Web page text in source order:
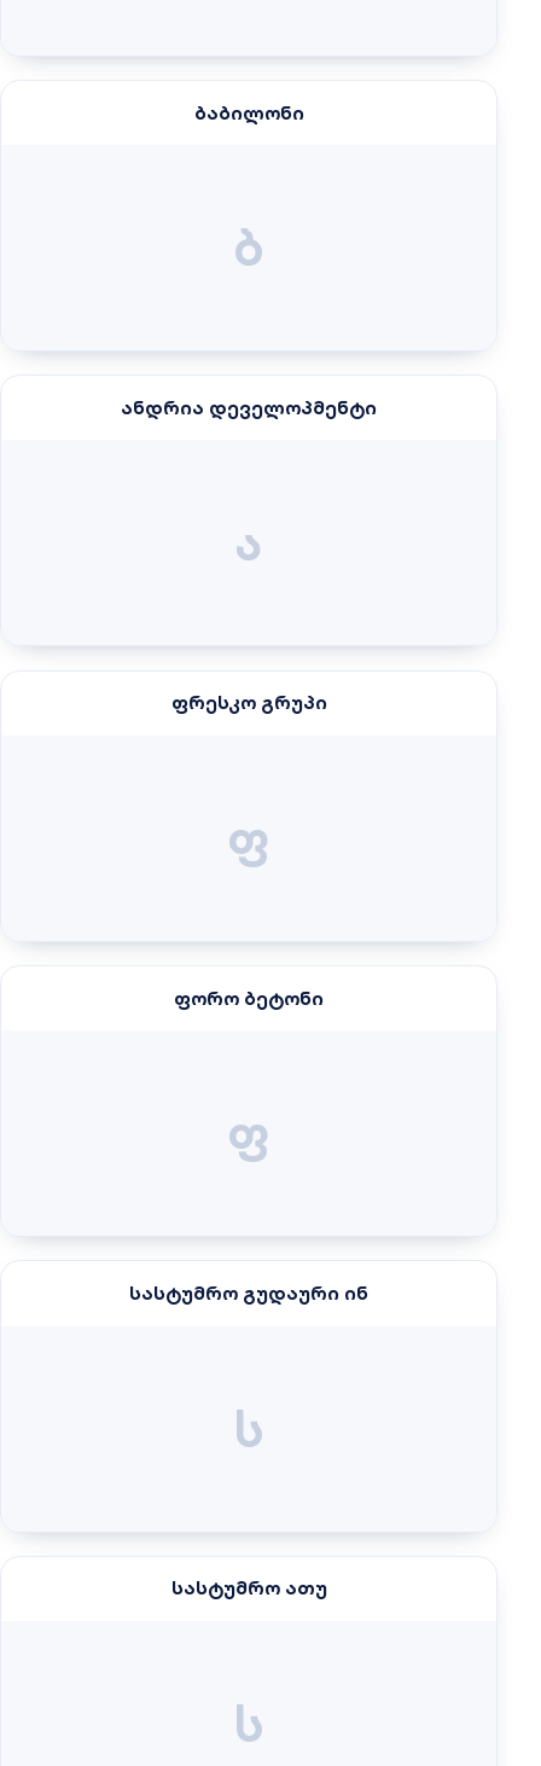
ბაბილონი
ბ
ანდრია დეველოპმენტი
ა
ფრესკო გრუპი
ფ
ფორო ბეტონი
ფ
სასტუმრო გუდაური ინ
ს
სასტუმრო ათუ
ს